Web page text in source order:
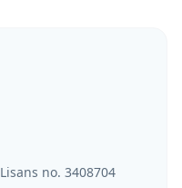
Lisans no. 3408704